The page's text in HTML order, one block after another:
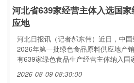
河北省639家经营主体入选国
应地
河北日报讯（记者郝东伟）近日，中
2026年第一批绿色食品原料供应地产
有639家绿色食品生产经营主体纳入国
2026-08-09 08:30:00